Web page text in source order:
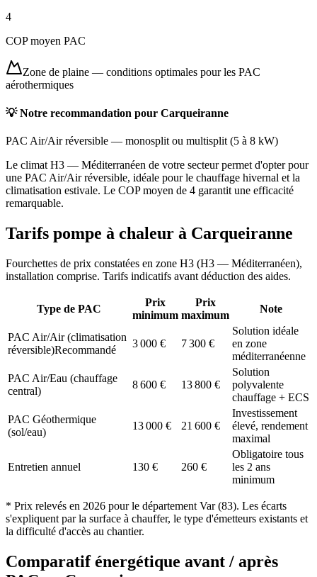
4
COP moyen PAC
Zone de plaine — conditions optimales pour les PAC
aérothermiques
💡 Notre recommandation pour Carqueiranne
PAC Air/Air réversible — monosplit ou multisplit (5 à 8 kW)
Le climat H3 — Méditerranéen de votre secteur permet d'opter pour
une PAC Air/Air réversible, idéale pour le chauffage hivernal et la
climatisation estivale. Le COP moyen de 4 garantit une efficacité
remarquable.
Tarifs pompe à chaleur à Carqueiranne
Fourchettes de prix constatées en zone H3 (H3 — Méditerranéen),
installation comprise. Tarifs indicatifs avant déduction des aides.
Type de PAC
Prix
minimum
Prix
maximum
Note
PAC Air/Air (climatisation
réversible)Recommandé
3 000 € 7 300 €
Solution idéale
en zone
méditerranéenne
PAC Air/Eau (chauffage
central)
8 600 € 13 800 €
Solution
polyvalente
chauffage + ECS
PAC Géothermique
(sol/eau)
13 000 € 21 600 €
Investissement
élevé, rendement
maximal
Entretien annuel 130 € 260 €
Obligatoire tous
les 2 ans
minimum
* Prix relevés en 2026 pour le département Var(83). Les écarts
s'expliquent par la surface à chauffer, le type d'émetteurs existants et
la difficulté d'accès au chantier.
Comparatif énergétique avant / après